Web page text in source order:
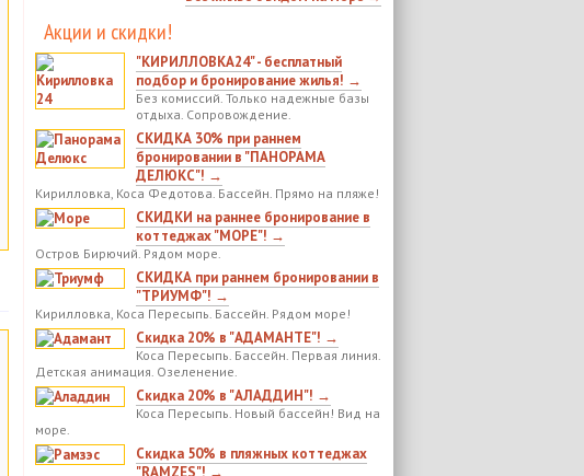
Акции и скидки!
"КИРИЛЛОВКА24" - бесплатный
подбор и бронирование жилья! →
Без комиссий. Только надежные базы
отдыха. Сопровождение.
СКИДКА 30% при раннем
бронировании в "ПАНОРАМА
ДЕЛЮКС"! →
Кирилловка, Коса Федотова. Бассейн. Прямо на пляже!
СКИДКИ на раннее бронирование в
коттеджах "МОРЕ"! →
Остров Бирючий. Рядом море.
СКИДКА при раннем бронировании в
"ТРИУМФ"! →
Кирилловка, Коса Пересыпь. Бассейн. Рядом море!
Скидка 20% в "АДАМАНТЕ"! →
Коса Пересыпь. Бассейн. Первая линия.
Детская анимация. Озеленение.
Скидка 20% в "АЛАДДИН"! →
Коса Пересыпь. Новый бассейн! Вид на
море.
Скидка 50% в пляжных коттеджах